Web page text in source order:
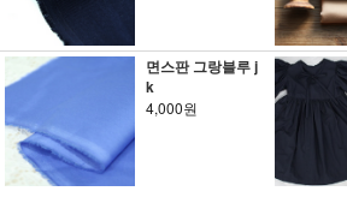
면스판 그랑블루 j
k
4,000원